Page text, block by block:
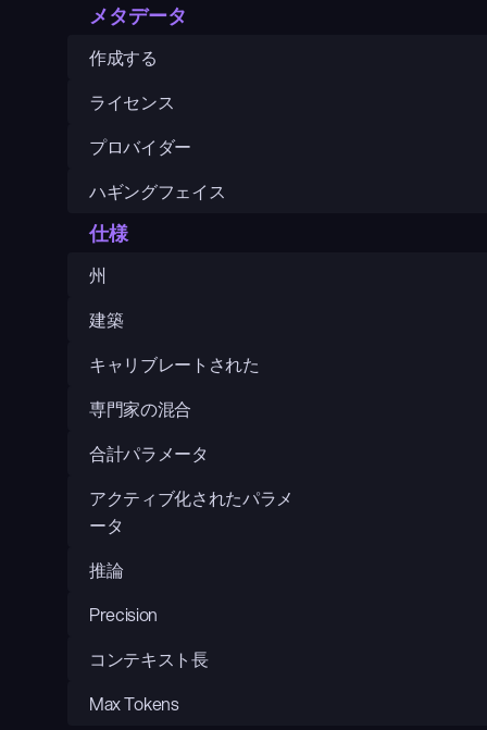
メタデータ
作成する
ライセンス
プロバイダー
ハギングフェイス
仕様
州
建築
キャリブレートされた
専門家の混合
合計パラメータ
アクティブ化されたパラメ
ータ
推論
Precision
コンテキスト長
Max Tokens